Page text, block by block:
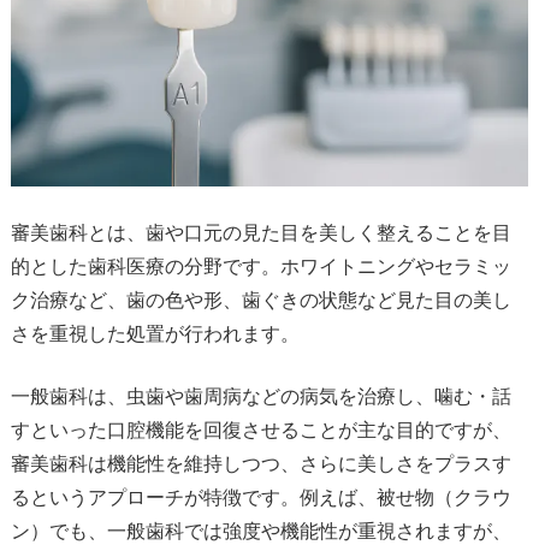
審美歯科とは、歯や口元の見た目を美しく整えることを目
的とした歯科医療の分野です。ホワイトニングやセラミッ
ク治療など、歯の色や形、歯ぐきの状態など見た目の美し
さを重視した処置が行われます。
一般歯科は、虫歯や歯周病などの病気を治療し、噛む・話
すといった口腔機能を回復させることが主な目的ですが、
審美歯科は機能性を維持しつつ、さらに美しさをプラスす
るというアプローチが特徴です。例えば、被せ物（クラウ
ン）でも、一般歯科では強度や機能性が重視されますが、